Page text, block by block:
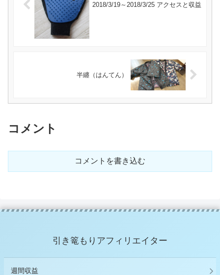
2018/3/19～2018/3/25 アクセスと収益
半纏（はんてん）
コメント
コメントを書き込む
引き篭もりアフィリエイター
週間収益